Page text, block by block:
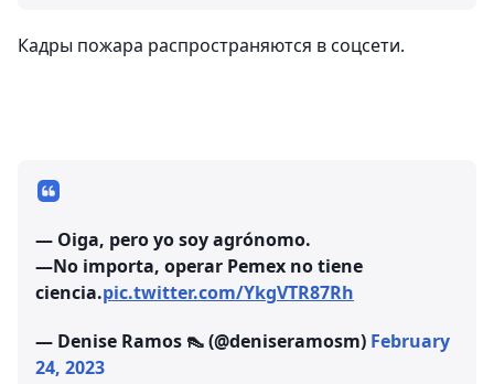
Кадры пожара распространяются в соцсети.
— Oiga, pero yo soy agrónomo.
—No importa, operar Pemex no tiene
ciencia.pic.twitter.com/YkgVTR87Rh
— Denise Ramos 👠 (@deniseramosm) February
24, 2023